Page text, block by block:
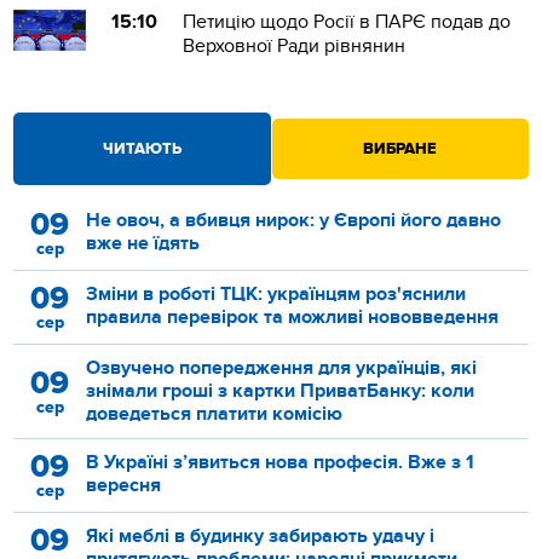
15:10
Петицію щодо Росії в ПАРЄ подав до
Верховної Ради рівнянин
ЧИТАЮТЬ ВИБРАНЕ
09
сер
Не овоч, а вбивця нирок: у Європі його давно
вже не їдять
09
сер
Зміни в роботі ТЦК: українцям роз'яснили
правила перевірок та можливі нововведення
09
сер
Озвучено попередження для українців, які
знімали гроші з картки ПриватБанку: коли
доведеться платити комісію
09
сер
В Україні з’явиться нова професія. Вже з 1
вересня
09
Які меблі в будинку забирають удачу і